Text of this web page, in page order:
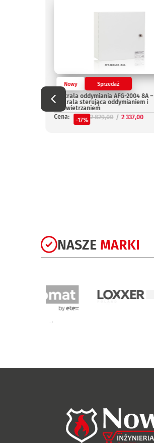
Nowy Sprzedaż
Centrala oddymiania AFG-2004 8A –
centrala sterująca oddymianiem i
przewietrzaniem
Cena:
-17% 2 829,00 2 337,00
NASZE MARKI